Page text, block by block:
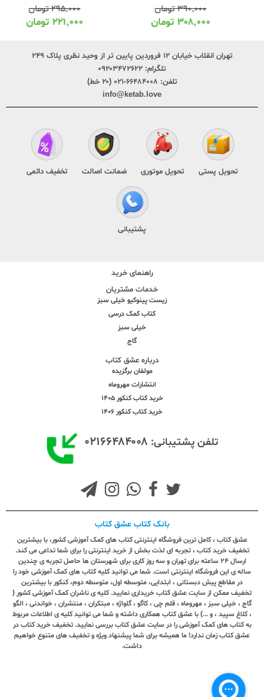
۳۹۰,۰۰۰تومان
۳۰۸,۰۰۰تومان
۲۹۵,۰۰۰تومان
۲۲۱,۰۰۰تومان
تهران انقلاب خیابان ۱۲ فروردین پایین تر از وحید نظری پلاک ۲۴۹
تلگرام: ۰۹۲۰۳۴۷۲۶۲۲
تلفن: ۶۶۴۸۴۰۰۸-۰۲۱ (۲۰ خط)
info@ketab.love
تحویل پستی تحویل موتوری ضمانت اصالت تخفیف دائمی
پشتیبانی
راهنمای خرید
خدمات مشتریان
زیست پینوکیو خیلی سبز
کتاب کمک درسی
خیلی سبز
گاج
درباره عشق کتاب
مولفان برگزیده
انتشارات مهروماه
خرید کتاب کنکور 1405
خرید کتاب کنکور 1406
تلفن پشتیبانی: ۰۲۱۶۶۴۸۴۰۰۸
بانک کتاب عشق کتاب
عشق کتاب ، کامل ترین فروشگاه اینترنتی کتاب های کمک آموزشی کشور، با بیشترین
تخفیف خرید کتاب ، تجربه ای لذت بخش از خرید اینترنتی را برای شما تداعی می کند.
ارسال ٢٤ ساعته برای تهران و سه روز کاری برای شهرستان ها حاصل تجربه ی چندین
ساله ی این فروشگاه اینترنتی است. شما می توانید کلیه کتاب های کمک آموزشی خود را
در مقاطع پیش دبستانی ، ابتدایی، متوسطه اول، متوسطه دوم، کنکور با بیشترین
تخفیف ممکن از سایت عشق کتاب خریداری نمایید. کلیه ی ناشران کمک آموزشی کشور (
گاج ، خیلی سبز ، مهروماه ، قلم چی ، کاگو ، گلواژه ، مبتکران ، منتشران ، خواندنی ، الگو
، کلاغ سپید ، و ...) با عشق کتاب همکاری داشته و شما می توانید کلیه ی اطلاعات مربوط
به کتاب های کمک آموزشی را در سایت عشق کتاب بررسی نمایید. تخفیف خرید کتاب در
عشق کتاب زمان ندارد! ما همیشه برای شما پیشنهاد ویژه و تخفیف های متنوع خواهیم
داشت.